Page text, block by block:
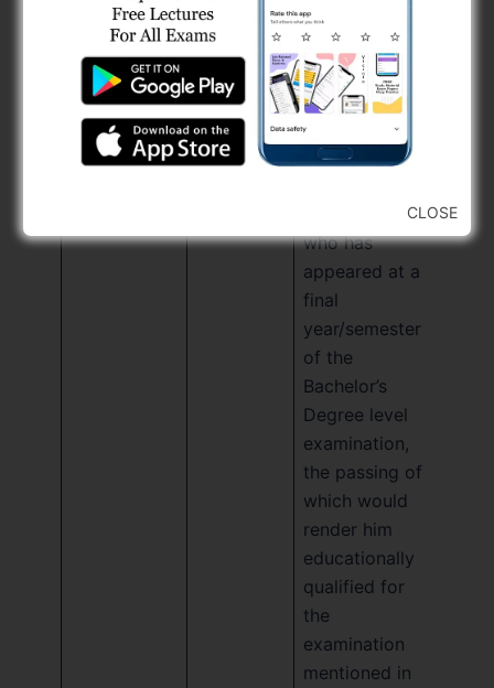
વધુમાં, મહેસૂલ
વિભાગના
તા.૨૨/૦૫/૨૦૨૫
ના જાહેરનામાથી
નિયત કરેલ
પરીક્ષા નિયમો ની
who has
appeared at a
final
year/semester
of the
Bachelor’s
Degree level
examination,
the passing of
which would
render him
educationally
qualified for
the
examination
mentioned in
CLOSE